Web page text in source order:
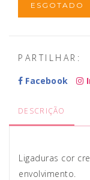
ESGOTADO
PARTILHAR:
Facebook
DESCRIÇÃO
Ligaduras cor
envolvimento.